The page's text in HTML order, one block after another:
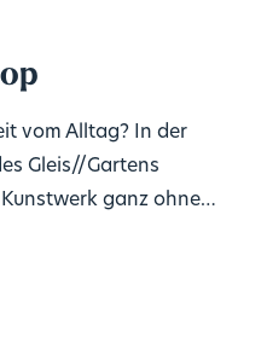
vom Alltag? In der
Gleis//Gartens
ganz ohne